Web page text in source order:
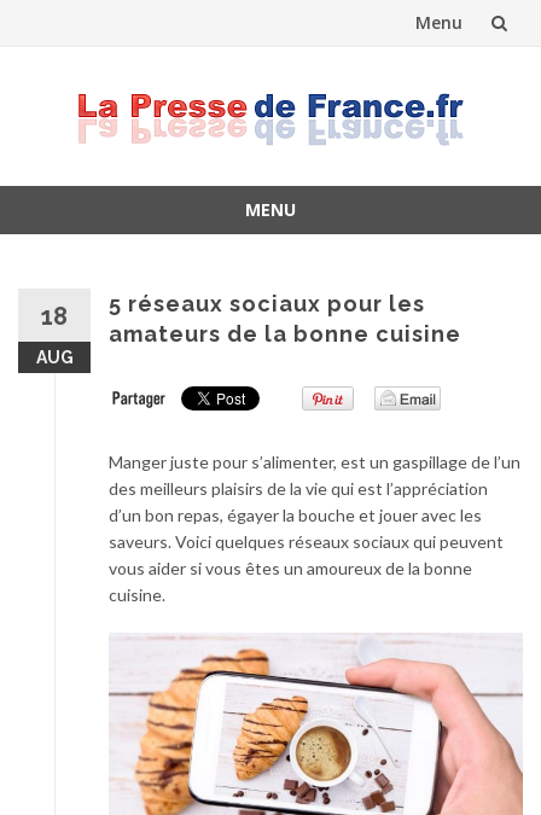
Menu
MENU
18
AUG
5 réseaux sociaux pour les
amateurs de la bonne cuisine
Manger juste pour s’alimenter, est un gaspillage de l’un
des meilleurs plaisirs de la vie qui est l’appréciation
d’un bon repas, égayer la bouche et jouer avec les
saveurs. Voici quelques réseaux sociaux qui peuvent
vous aider si vous êtes un amoureux de la bonne
cuisine.